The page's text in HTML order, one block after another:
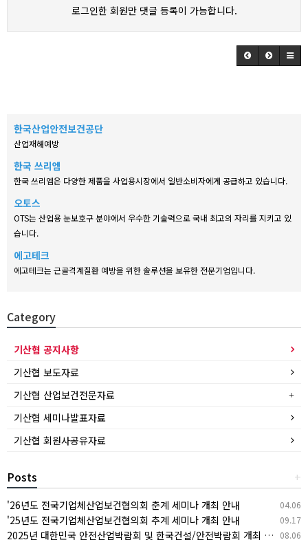
로그인한 회원만 댓글 등록이 가능합니다.
한국산업안전보건공단
산업재해예방
한국 쓰리엠
한국 쓰리엠은 다양한 제품을 사업용시장에서 일반소비자에게 공급하고 있습니다.
오토스
OTS는 산업용 눈보호구 분야에서 우수한 기술력으로 국내 최고의 자리를 지키고 있
습니다.
에고테크
에고테크는 근골격계질환 예방을 위한 솔루션을 보유한 전문기업입니다.
Category
기산협 공지사항
기산협 보도자료
기산협 산업보건전문자료
기산협 세미나발표자료
기산협 회원사공유자료
+
Posts
04.06
'26년도 전국기업체산업보건협의회 춘계 세미나 개최 안내
09.17
'25년도 전국기업체산업보건협의회 추계 세미나 개최 안내
08.06
2025년 대한민국 안전산업박람회 및 한국건설/안전박람회 개최 안내